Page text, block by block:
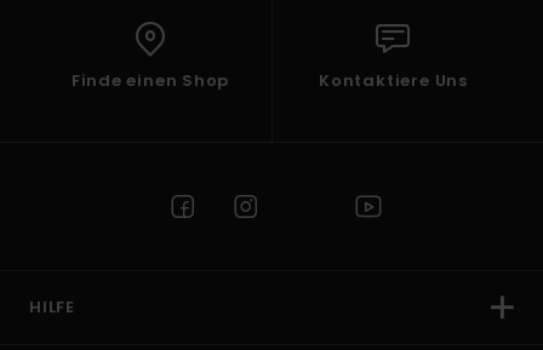
Finde einen Shop Kontaktiere Uns
HILFE